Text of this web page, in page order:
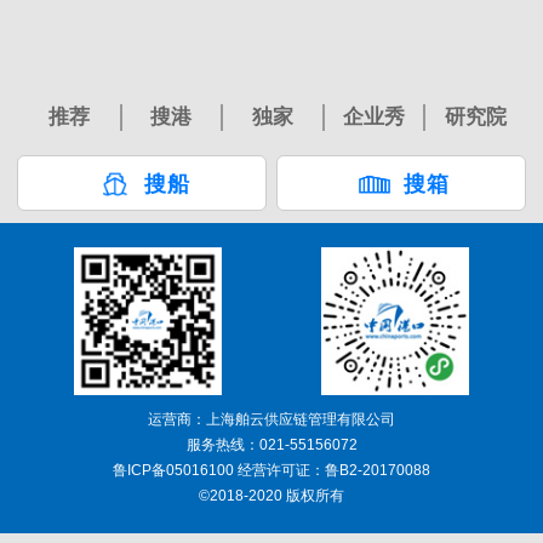
推荐 搜港 独家 企业秀 研究院
搜船 搜箱
运营商：上海舶云供应链管理有限公司
服务热线：021-55156072
鲁ICP备05016100 经营许可证：鲁B2-20170088
©2018-2020 版权所有